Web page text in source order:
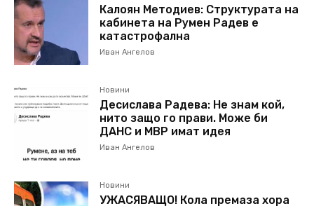
Калоян Методиев: Структурата на
кабинета на Румен Радев е
катастрофална
Иван Ангелов
Новини
Десислава Радева: Не знам кой,
нито защо го прави. Може би
ДАНС и МВР имат идея
Иван Ангелов
Новини
УЖАСЯВАЩО! Кола премаза хора